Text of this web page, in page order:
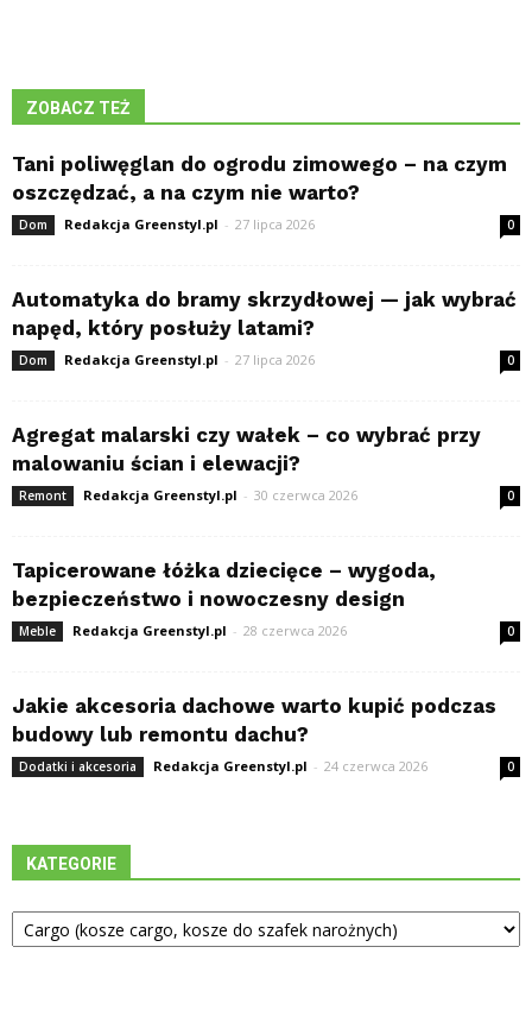
ZOBACZ TEŻ
Tani poliwęglan do ogrodu zimowego – na czym
oszczędzać, a na czym nie warto?
Dom Redakcja Greenstyl.pl - 27 lipca 2026 0
Automatyka do bramy skrzydłowej — jak wybrać
napęd, który posłuży latami?
Dom Redakcja Greenstyl.pl - 27 lipca 2026 0
Agregat malarski czy wałek – co wybrać przy
malowaniu ścian i elewacji?
Remont Redakcja Greenstyl.pl - 30 czerwca 2026 0
Tapicerowane łóżka dziecięce – wygoda,
bezpieczeństwo i nowoczesny design
Meble Redakcja Greenstyl.pl - 28 czerwca 2026 0
Jakie akcesoria dachowe warto kupić podczas
budowy lub remontu dachu?
Dodatki i akcesoria Redakcja Greenstyl.pl - 24 czerwca 2026 0
KATEGORIE
Kategorie